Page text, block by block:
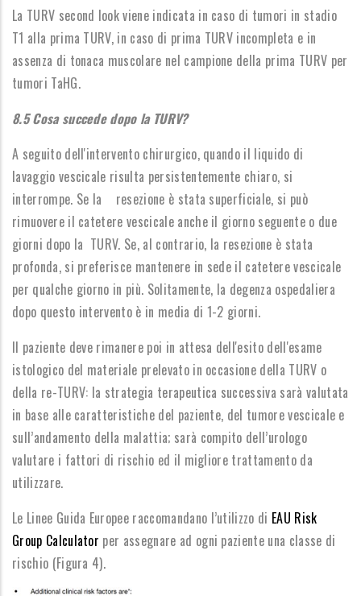
La TURV second look viene indicata in caso di tumori in stadio
T1 alla prima TURV, in caso di prima TURV incompleta e in
assenza di tonaca muscolare nel campione della prima TURV per
tumori TaHG.
8.5 Cosa succede dopo la TURV?
A seguito dell'intervento chirurgico, quando il liquido di
lavaggio vescicale risulta persistentemente chiaro, si
interrompe. Se la resezione è stata superficiale, si può
rimuovere il catetere vescicale anche il giorno seguente o due
giorni dopo la TURV. Se, al contrario, la resezione è stata
profonda, si preferisce mantenere in sede il catetere vescicale
per qualche giorno in più. Solitamente, la degenza ospedaliera
dopo questo intervento è in media di 1-2 giorni.
Il paziente deve rimanere poi in attesa dell'esito dell'esame
istologico del materiale prelevato in occasione della TURV o
della re-TURV: la strategia terapeutica successiva sarà valutata
in base alle caratteristiche del paziente, del tumore vescicale e
sull’andamento della malattia; sarà compito dell’urologo
valutare i fattori di rischio ed il migliore trattamento da
utilizzare.
Le Linee Guida Europee raccomandano l’utilizzo di EAU Risk
Group Calculator per assegnare ad ogni paziente una classe di
rischio (Figura 4).